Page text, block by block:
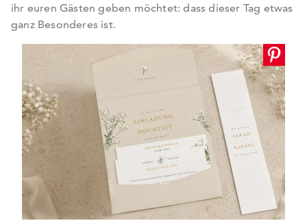
ihr euren Gästen geben möchtet: dass dieser Tag etwas
ganz Besonderes ist.